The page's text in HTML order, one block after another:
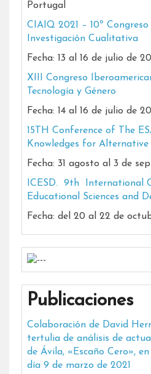
Portugal
CIAIQ 2021 – 10º
Investigación Cualitativa
Fecha: 13 al 16 de julio de
XIII Congreso
Tecnología y Género
Fecha: 14 al 16 de julio de
15TH Conference of The
Knowledges for Alternative
Fecha: 31 agosto al 3 de
ICESD. 9th International
Educational Sciences and
Fecha: del 20 al 22 de
Publicaciones
Colaboración de David
tertulia de análisis de
de Ávila, «Escaño Cero»,
día 9 de marzo de 2021